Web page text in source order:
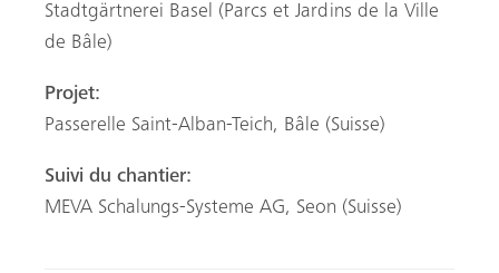
Stadtgärtnerei Basel (Parcs et Jardins de la Ville
de Bâle)
Projet:
Passerelle Saint-Alban-Teich, Bâle (Suisse)
Suivi du chantier:
MEVA Schalungs-Systeme AG, Seon (Suisse)